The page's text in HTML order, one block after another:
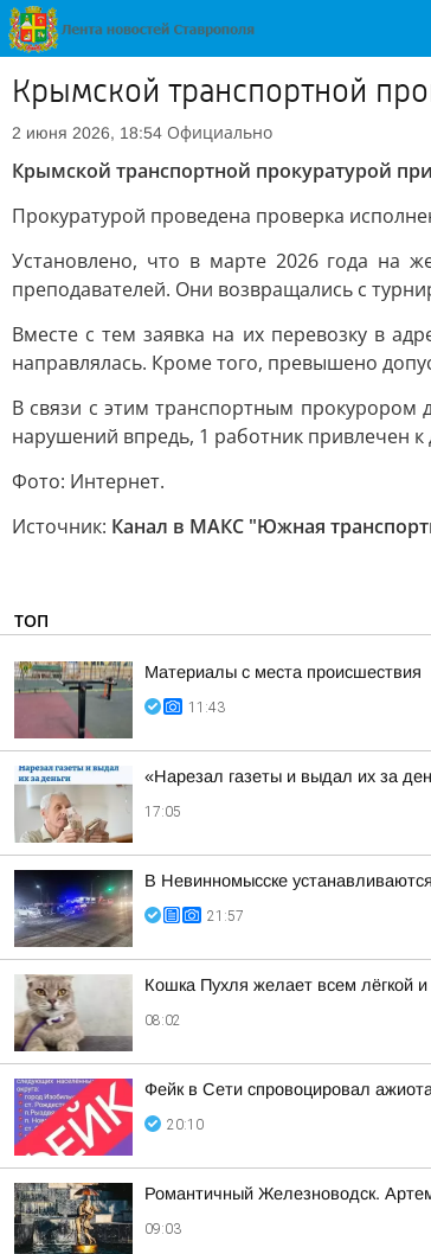
Крымской транспортной
2 июня 2026, 18:54 Официально
Крымской транспортной прокуратурой
Прокуратурой проведена проверка
Установлено, что в марте 2026 года на
преподавателей. Они возвращались с
Вместе с тем заявка на их перевозку в
направлялась. Кроме того, превышено
В связи с этим транспортным
нарушений впредь, 1 работник привлечен
Фото: Интернет.
Источник: Канал в МАКС "Южная
ТОП
Материалы с места происшествия
11:43
«Нарезал газеты и выдал их за
17:05
В Невинномысске
21:57
Кошка Пухля желает всем лёгкой
08:02
Фейк в Сети спровоцировал
20:10
Романтичный Железноводск.
09:03